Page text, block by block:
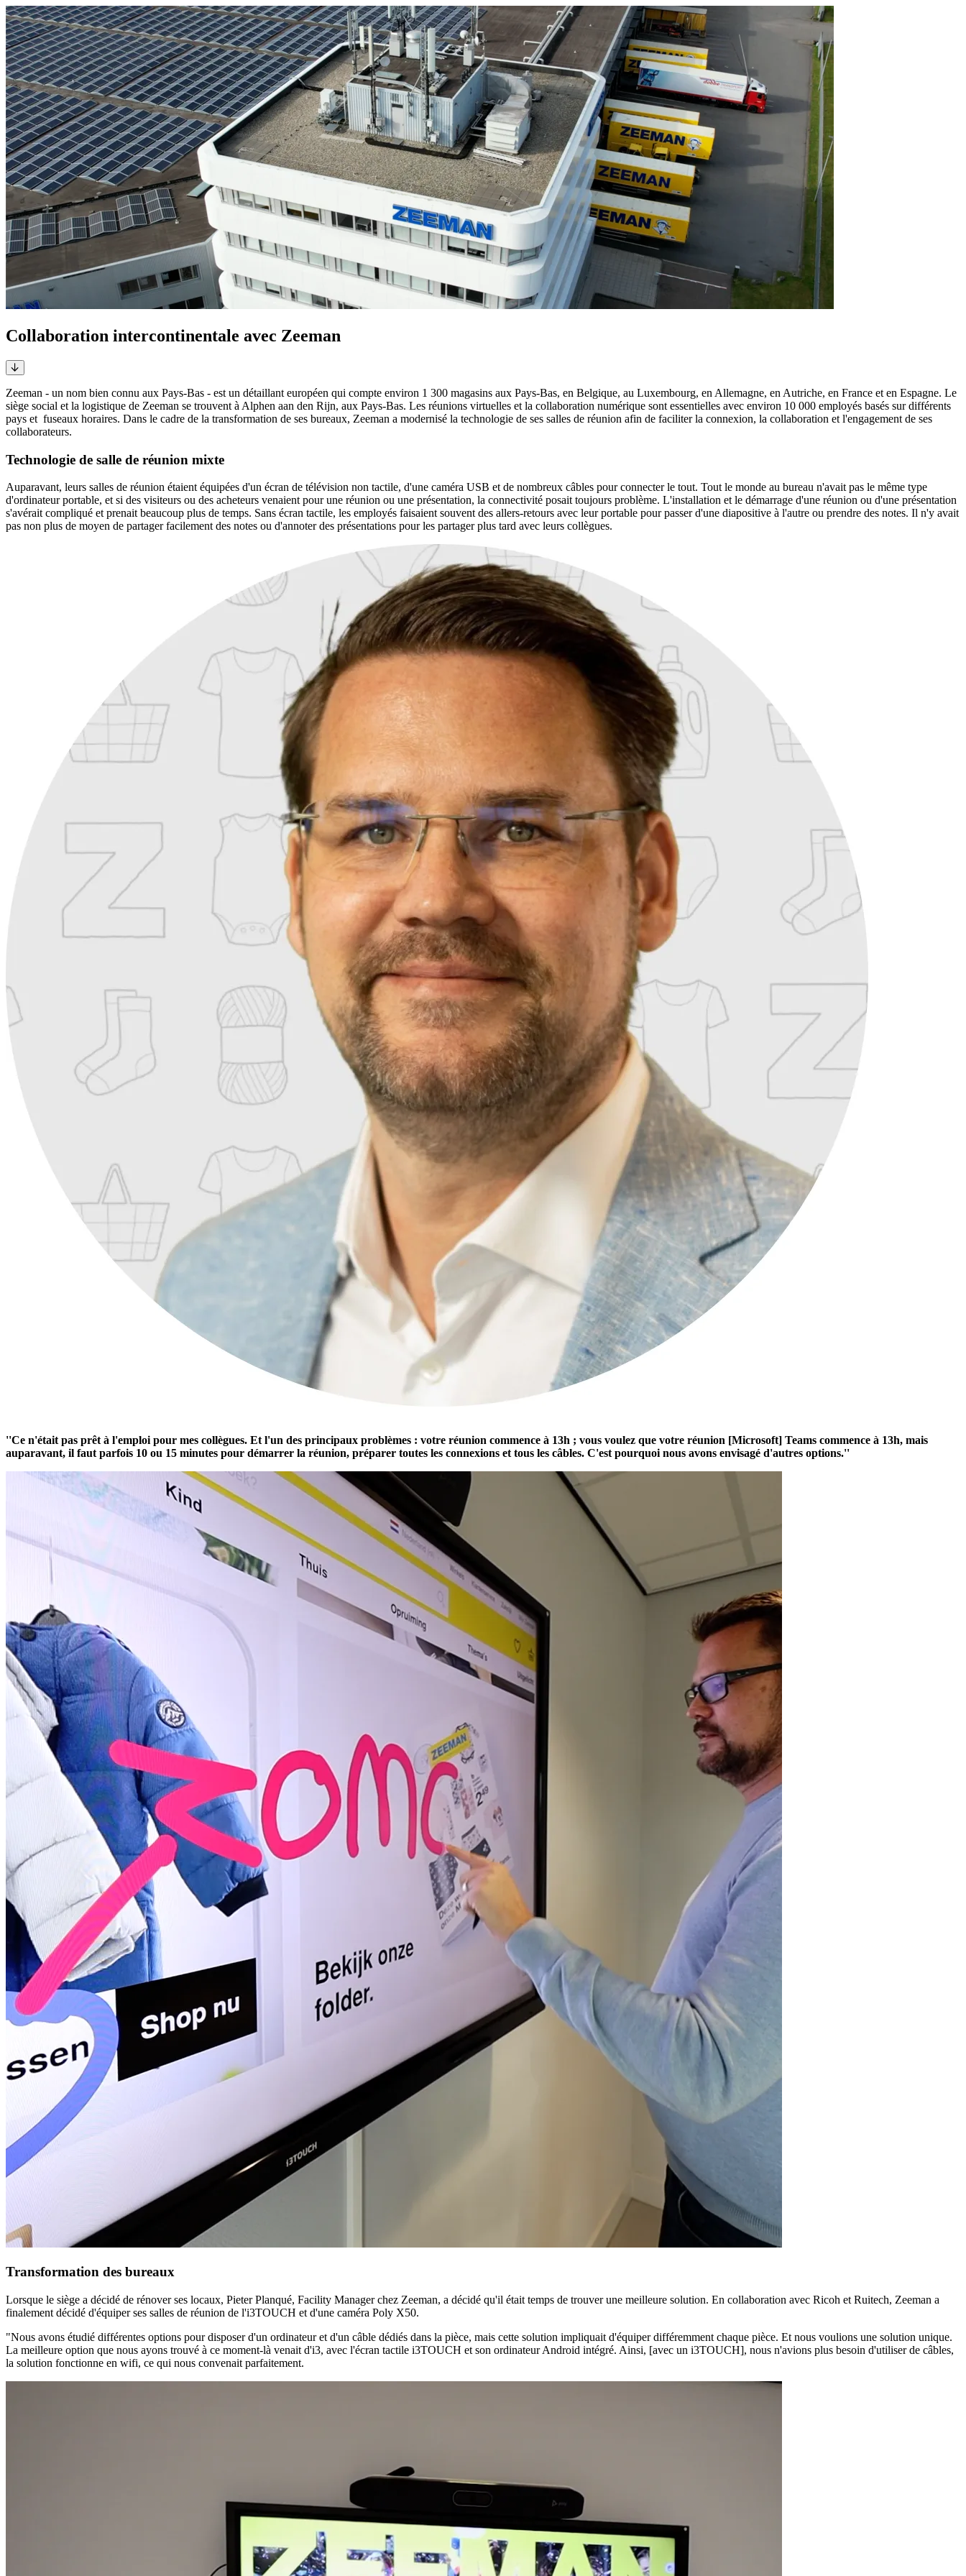
Collaboration intercontinentale avec Zeeman
Zeeman - un nom bien connu aux Pays-Bas - est un détaillant européen qui compte environ 1 300 magasins aux Pays-Bas, en Belgique, au Luxembourg, en Allemagne, en Autriche, en France et en Espagne. Le
siège social et la logistique de Zeeman se trouvent à Alphen aan den Rijn, aux Pays-Bas. Les réunions virtuelles et la collaboration numérique sont essentielles avec environ 10 000 employés basés sur différents
pays et fuseaux horaires. Dans le cadre de la transformation de ses bureaux, Zeeman a modernisé la technologie de ses salles de réunion afin de faciliter la connexion, la collaboration et l'engagement de ses
collaborateurs.
Technologie de salle de réunion mixte
Auparavant, leurs salles de réunion étaient équipées d'un écran de télévision non tactile, d'une caméra USB et de nombreux câbles pour connecter le tout. Tout le monde au bureau n'avait pas le même type
d'ordinateur portable, et si des visiteurs ou des acheteurs venaient pour une réunion ou une présentation, la connectivité posait toujours problème. L'installation et le démarrage d'une réunion ou d'une présentation
s'avérait compliqué et prenait beaucoup plus de temps. Sans écran tactile, les employés faisaient souvent des allers-retours avec leur portable pour passer d'une diapositive à l'autre ou prendre des notes. Il n'y avait
pas non plus de moyen de partager facilement des notes ou d'annoter des présentations pour les partager plus tard avec leurs collègues.
''Ce n'était pas prêt à l'emploi pour mes collègues. Et l'un des principaux problèmes : votre réunion commence à 13h ; vous voulez que votre réunion [Microsoft] Teams commence à 13h, mais
auparavant, il faut parfois 10 ou 15 minutes pour démarrer la réunion, préparer toutes les connexions et tous les câbles. C'est pourquoi nous avons envisagé d'autres options.''
Transformation des bureaux
Lorsque le siège a décidé de rénover ses locaux, Pieter Planqué, Facility Manager chez Zeeman, a décidé qu'il était temps de trouver une meilleure solution. En collaboration avec Ricoh et Ruitech, Zeeman a
finalement décidé d'équiper ses salles de réunion de l'i3TOUCH et d'une caméra Poly X50.
"Nous avons étudié différentes options pour disposer d'un ordinateur et d'un câble dédiés dans la pièce, mais cette solution impliquait d'équiper différemment chaque pièce. Et nous voulions une solution unique.
La meilleure option que nous ayons trouvé à ce moment-là venait d'i3, avec l'écran tactile i3TOUCH et son ordinateur Android intégré. Ainsi, [avec un i3TOUCH], nous n'avions plus besoin d'utiliser de câbles,
la solution fonctionne en wifi, ce qui nous convenait parfaitement.